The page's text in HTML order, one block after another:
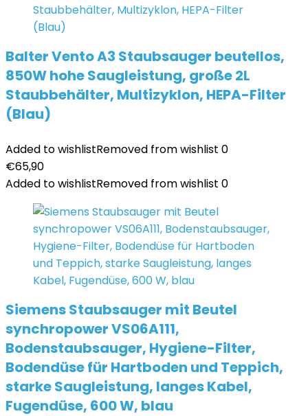
Balter Vento A3 Staubsauger beutellos,
850W hohe Saugleistung, große 2L
Staubbehälter, Multizyklon, HEPA-Filter
(Blau)
Added to wishlistRemoved from wishlist 0
€65,90
Added to wishlistRemoved from wishlist 0
Siemens Staubsauger mit Beutel
synchropower VS06A111,
Bodenstaubsauger, Hygiene-Filter,
Bodendüse für Hartboden und Teppich,
starke Saugleistung, langes Kabel,
Fugendüse, 600 W, blau